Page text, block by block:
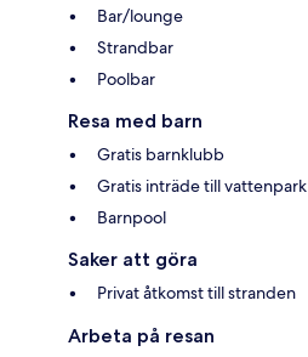
Bar/lounge
Strandbar
Poolbar
Resa med barn
Gratis barnklubb
Gratis inträde till vattenpark
Barnpool
Saker att göra
Privat åtkomst till stranden
Arbeta på resan